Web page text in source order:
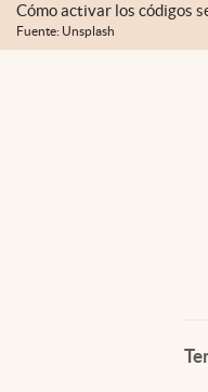
Cómo activar los códigos
Fuente: Unsplash